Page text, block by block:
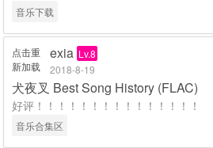
音乐下载
点击重
新加载
exia Lv.8
2018-8-19
犬夜叉 Best Song History (FLAC)
好评！！！！！！！！！！！！！！！
音乐合集区